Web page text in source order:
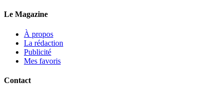
Le Magazine
À propos
La rédaction
Publicité
Mes favoris
Contact